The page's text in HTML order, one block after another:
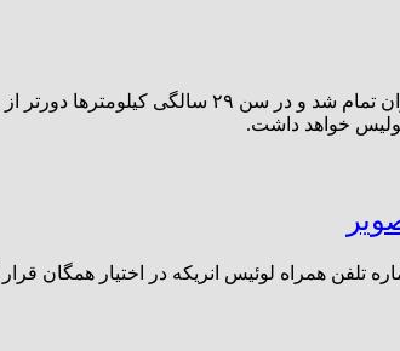
سر باز زدن از خدمت سربازی برای این مدافع که در کره
خواهد داشت.
تلفن همراه لوئیس انریکه در اختیار همگان